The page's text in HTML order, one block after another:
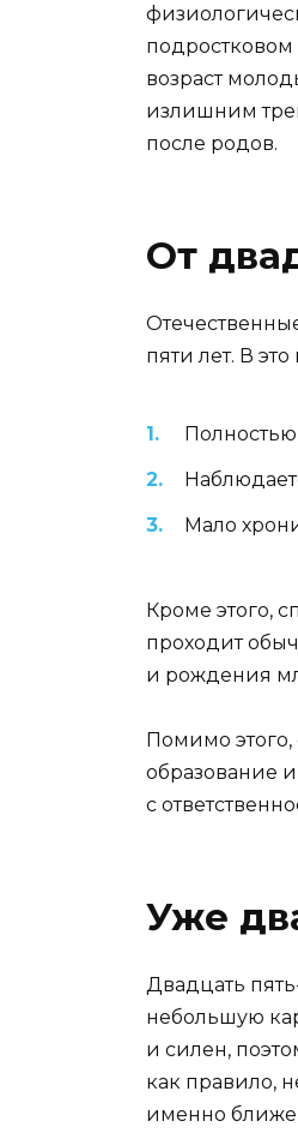
подростковом
возраст
излишним
после родов.
От
пяти лет. В
Мало
Кроме этого,
проходит
и рождения
Помимо
образование
с
Уже
Двадцать
небольшую
и силен,
как правило,
именно ближе